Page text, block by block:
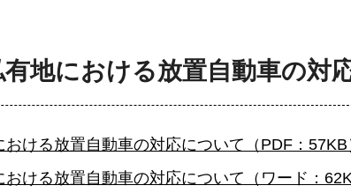
有地における放置自動車の対
おける放置自動車の対応について（PDF：57KB
おける放置自動車の対応について（ワード：